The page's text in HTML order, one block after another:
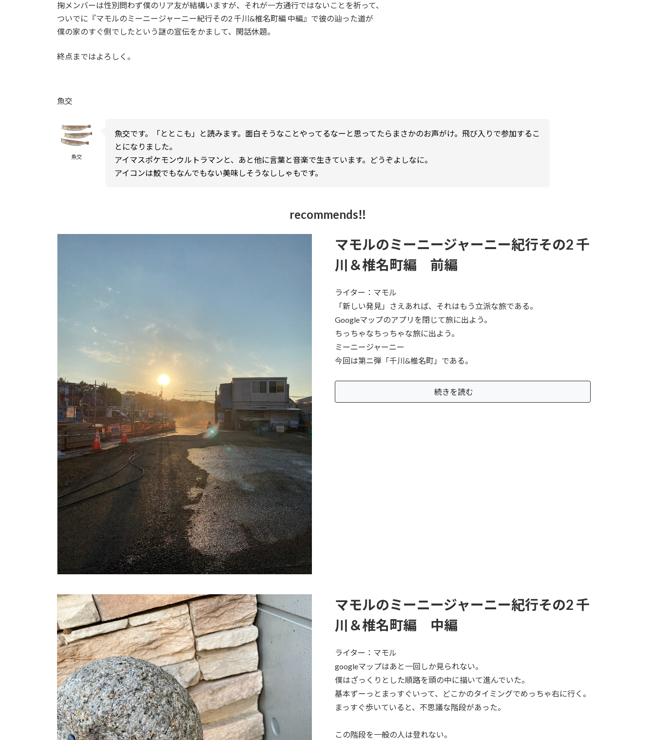
掬メンバーは性別問わず僕のリア友が結構いますが、それが一方通行ではないことを祈って、
ついでに『マモルのミーニージャーニー紀行その2 千川&椎名町編 中編』で彼の辿った道が
僕の家のすぐ側でしたという謎の宣伝をかまして、閑話休題。
終点まではよろしく。
魚交
魚交
魚交です。「ととこも」と読みます。面白そうなことやってるなーと思ってたらまさかのお声がけ。飛び入りで参加するこ
とになりました。
アイマスポケモンウルトラマンと、あと他に言葉と音楽で生きています。どうぞよしなに。
アイコンは鮫でもなんでもない美味しそうなししゃもです。
recommends‼
マモルのミーニージャーニー紀行その2 千
川＆椎名町編 前編
ライター：マモル
「新しい発見」さえあれば、それはもう立派な旅である。
Googleマップのアプリを閉じて旅に出よう。
ちっちゃなちっちゃな旅に出よう。
ミーニージャーニー
今回は第ニ弾「千川&椎名町」である。
続きを読む
マモルのミーニージャーニー紀行その2 千
川＆椎名町編 中編
ライター：マモル
googleマップはあと一回しか見られない。
僕はざっくりとした順路を頭の中に描いて進んでいた。
基本ずーっとまっすぐいって、どこかのタイミングでめっちゃ右に行く。
まっすぐ歩いていると、不思議な階段があった。
この階段を一般の人は登れない。